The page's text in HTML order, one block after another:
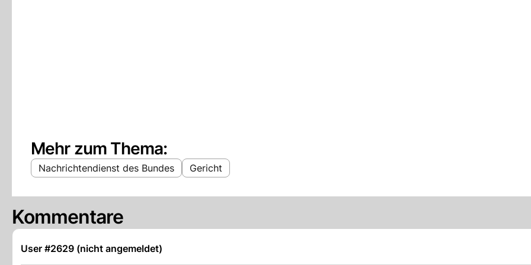
Mehr zum Thema:
Nachrichtendienst des Bundes Gericht
Kommentare
User #2629 (nicht angemeldet)